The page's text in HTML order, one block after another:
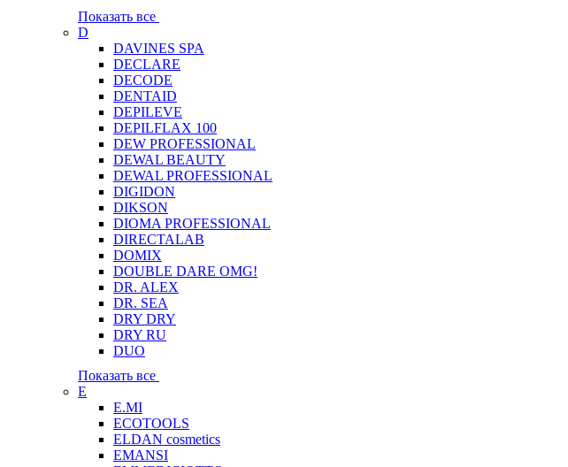
Показать все
D
DAVINES SPA
DECLARE
DECODE
DENTAID
DEPILEVE
DEPILFLAX 100
DEW PROFESSIONAL
DEWAL BEAUTY
DEWAL PROFESSIONAL
DIGIDON
DIKSON
DIOMA PROFESSIONAL
DIRECTALAB
DOMIX
DOUBLE DARE OMG!
DR. ALEX
DR. SEA
DRY DRY
DRY RU
DUO
Показать все
E
E.MI
ECOTOOLS
ELDAN cosmetics
EMANSI